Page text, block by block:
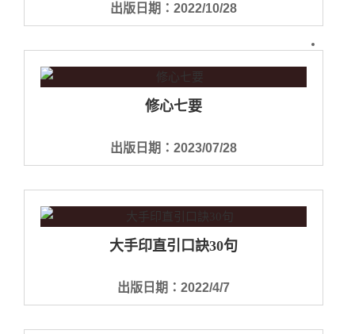
出版日期：2022/10/28
修心七要
出版日期：2023/07/28
大手印直引口訣30句
出版日期：2022/4/7